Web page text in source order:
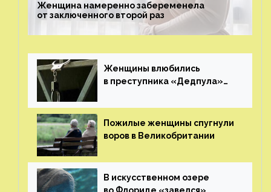
Женщина намеренно забеременела
от заключенного второй раз
Женщины влюбились
в преступника «Дедпула»
ему жизнь
Пожилые женщины спугнули
воров в Великобритании
В искусственном озере